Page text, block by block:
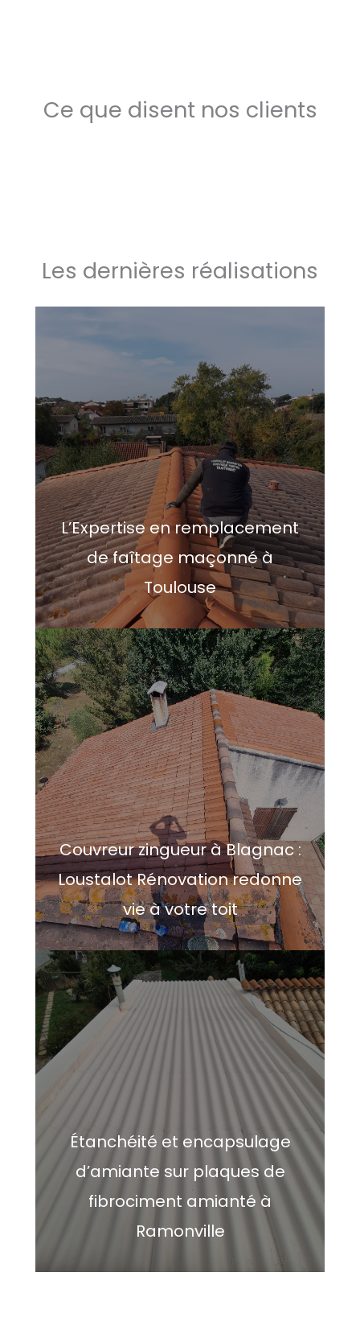
Ce que disent nos clients
Les dernières réalisations
L’Expertise en remplacement
de faîtage maçonné à
Toulouse
Couvreur zingueur à Blagnac :
Loustalot Rénovation redonne
vie à votre toit
Étanchéité et encapsulage
d’amiante sur plaques de
fibrociment amianté à
Ramonville